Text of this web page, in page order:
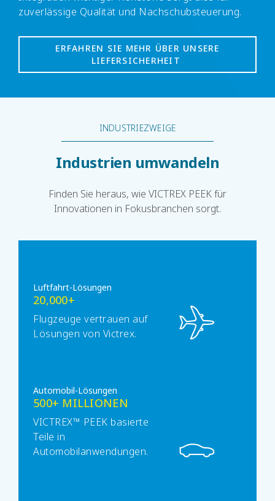
zuverlässige Qualität und Nachschubsteuerung.
ERFAHREN SIE MEHR ÜBER UNSERE
LIEFERSICHERHEIT
INDUSTRIEZWEIGE
Industrien umwandeln
Finden Sie heraus, wie VICTREX PEEK für
Innovationen in Fokusbranchen sorgt.
Luftfahrt-Lösungen
20,000+
Flugzeuge vertrauen auf
Lösungen von Victrex.
Automobil-Lösungen
500+ MILLIONEN
VICTREX™ PEEK basierte
Teile in
Automobilanwendungen.